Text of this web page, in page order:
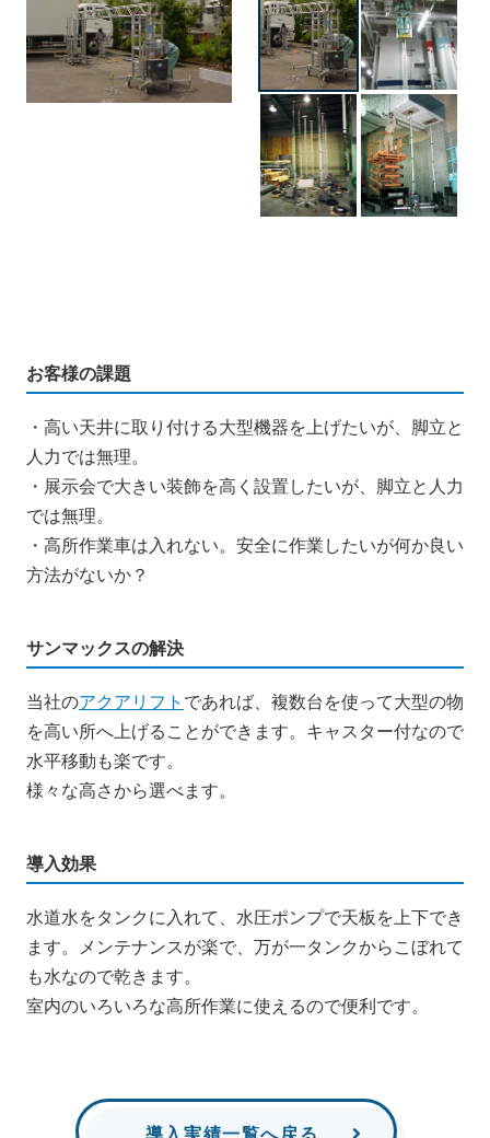
お客様の課題
・高い天井に取り付ける大型機器を上げたいが、脚立と
人力では無理。
・展示会で大きい装飾を高く設置したいが、脚立と人力
では無理。
・高所作業車は入れない。安全に作業したいが何か良い
方法がないか？
サンマックスの解決
当社のアクアリフト であれば、複数台を使って大型の物
を高い所へ上げることができます。キャスター付なので
水平移動も楽です。
様々な高さから選べます。
導入効果
水道水をタンクに入れて、水圧ポンプで天板を上下でき
ます。メンテナンスが楽で、万が一タンクからこぼれて
も水なので乾きます。
室内のいろいろな高所作業に使えるので便利です。